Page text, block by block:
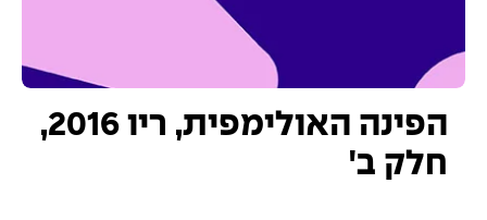
הפינה האולימפית, ריו 2016,
חלק ב'